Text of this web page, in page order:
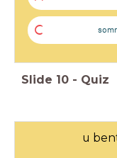
C
Slide 10 - Quiz
u